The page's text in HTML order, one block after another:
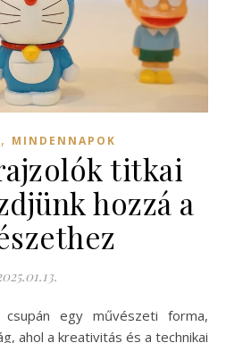
, MINDENNAPOK
titkai
hozzá a
ahol a kreativitás és a technikai